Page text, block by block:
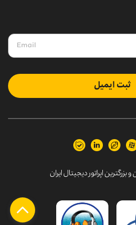
ثبت ایمیل
و بزرگترین اپراتور دیجیتال ایران